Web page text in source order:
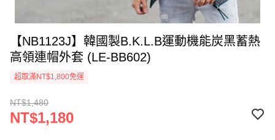
【NB1123J】韓國製B.K.L.B運動機能炭黑蓄熱
高領連帽外套 (LE-BB602)
超取滿NT$1,800免運
NT$1,480
NT$1,180